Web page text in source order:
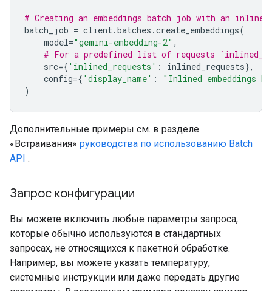
# Creating an embeddings batch job with an inline
batch_job = client.batches .create_embeddings(
model="gemini-embedding-2" ,
# For a predefined list of requests
src={ 'inlined_requests' : inlined_requests},
config={ 'display_name' :
"Inlined embeddings
)
Дополнительные примеры см. в разделе
«Встраивания» руководства по использованию Batch
API .
Запрос конфигурации
Вы можете включить любые параметры запроса,
которые обычно используются в стандартных
запросах, не относящихся к пакетной обработке.
Например, вы можете указать температуру,
системные инструкции или даже передать другие